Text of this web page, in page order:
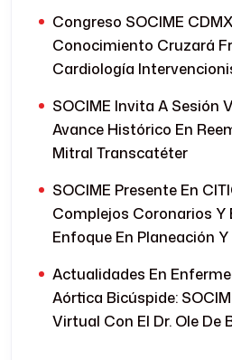
Congreso SOCIME
Conocimiento Cruzará
Cardiología
SOCIME Invita A Sesión
Avance Histórico En
Mitral Transcatéter
SOCIME Presente En
Complejos Coronarios
Enfoque En Planeación
Actualidades En
Aórtica Bicúspide:
Virtual Con El Dr. Ole De